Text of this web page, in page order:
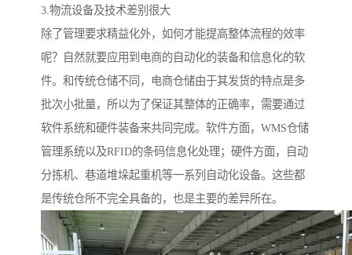
3.物流设备及技术差别很大
除了管理要求精益化外，如何才能提高整体流程的效率
呢？自然就要应用到电商的自动化的装备和信息化的软
件。和传统仓储不同，电商仓储由于其发货的特点是多
批次小批量，所以为了保证其整体的正确率，需要通过
软件系统和硬件装备来共同完成。软件方面，WMS仓储
管理系统以及RFID的条码信息化处理；硬件方面，自动
分拣机、巷道堆垛起重机等一系列自动化设备。这些都
是传统仓所不完全具备的，也是主要的差异所在。